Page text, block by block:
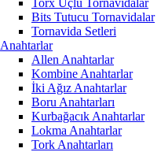
Torx Uçlu Tornavidalar
Bits Tutucu Tornavidalar
Tornavida Setleri
Anahtarlar
Allen Anahtarlar
Kombine Anahtarlar
İki Ağız Anahtarlar
Boru Anahtarları
Kurbağacık Anahtarlar
Lokma Anahtarlar
Tork Anahtarları